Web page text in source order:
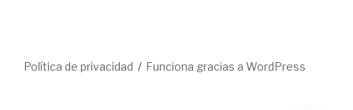
Política de privacidad Funciona gracias a WordPress